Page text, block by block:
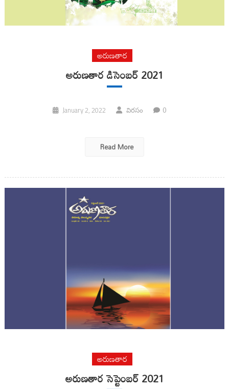
అరుణతార
అరుణతార డిసెంబర్ 2021
January 2, 2022 విరసం 0
Read More
అరుణతార
అరుణతార సెప్టెంబర్ 2021